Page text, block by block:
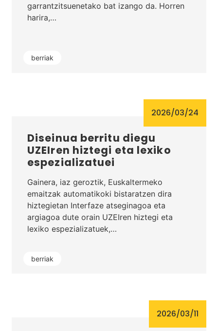
berriak
garrantzitsuenetako bat izango da. Horren
harira,…
berriak
2026/03/24
Diseinua berritu diegu
UZEIren hiztegi eta lexiko
espezializatuei
Gainera, iaz geroztik, Euskaltermeko
emaitzak automatikoki bistaratzen dira
hiztegietan Interfaze atseginagoa eta
argiagoa dute orain UZEIren hiztegi eta
lexiko espezializatuek,…
2026/03/11